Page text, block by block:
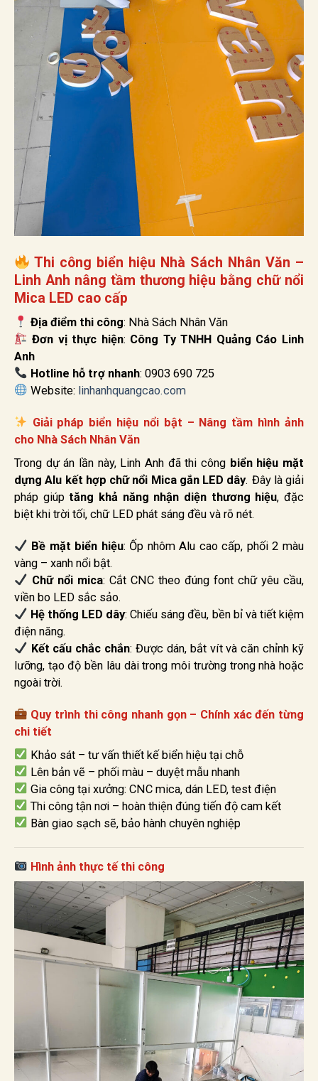
Thi công biển hiệu Nhà Sách Nhân Văn –
Linh Anh nâng tầm thương hiệu bằng chữ nổi
Mica LED cao cấp
Địa điểm thi công: Nhà Sách Nhân Văn
Đơn vị thực hiện: Công Ty TNHH Quảng Cáo Linh
Anh
Hotline hỗ trợ nhanh: 0903 690 725
Website: linhanhquangcao.com
Giải pháp biển hiệu nổi bật – Nâng tầm hình ảnh
cho Nhà Sách Nhân Văn
Trong dự án lần này, Linh Anh đã thi công biển hiệu mặt
dựng Alu kết hợp chữ nổi Mica gắn LED dây. Đây là giải
pháp giúp tăng khả năng nhận diện thương hiệu, đặc
biệt khi trời tối, chữ LED phát sáng đều và rõ nét.
Bề mặt biển hiệu: Ốp nhôm Alu cao cấp, phối 2 màu
vàng – xanh nổi bật.
Chữ nổi mica: Cắt CNC theo đúng font chữ yêu cầu,
viền bo LED sắc sảo.
Hệ thống LED dây: Chiếu sáng đều, bền bỉ và tiết kiệm
điện năng.
Kết cấu chắc chắn: Được dán, bắt vít và căn chỉnh kỹ
lưỡng, tạo độ bền lâu dài trong môi trường trong nhà hoặc
ngoài trời.
Quy trình thi công nhanh gọn – Chính xác đến từng
chi tiết
Khảo sát – tư vấn thiết kế biển hiệu tại chỗ
Lên bản vẽ – phối màu – duyệt mẫu nhanh
Gia công tại xưởng: CNC mica, dán LED, test điện
Thi công tận nơi – hoàn thiện đúng tiến độ cam kết
Bàn giao sạch sẽ, bảo hành chuyên nghiệp
Hình ảnh thực tế thi công